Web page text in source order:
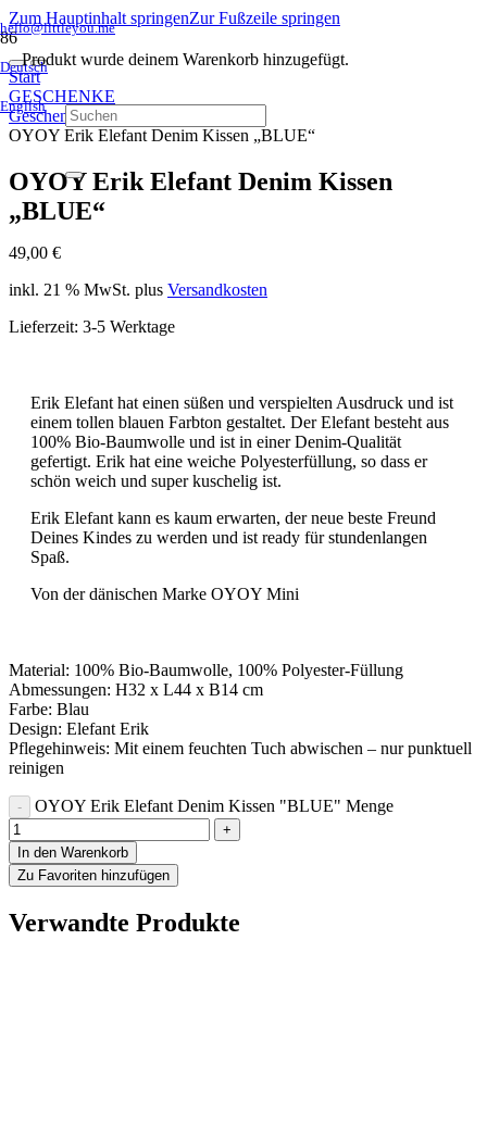
Zum Hauptinhalt springenZur Fußzeile springen
hello@littleyou.me
Deutsch
English
Produkt wurde deinem Warenkorb hinzugefügt.
Start
GESCHENKE
Geschenke für MAMA & PAPA
OYOY Erik Elefant Denim Kissen „BLUE“
OYOY Erik Elefant Denim Kissen
„BLUE“
49,00 €
inkl. 21 % MwSt. plus Versandkosten
Lieferzeit: 3-5 Werktage
Erik Elefant hat einen süßen und verspielten Ausdruck und ist
einem tollen blauen Farbton gestaltet. Der Elefant besteht aus
100% Bio-Baumwolle und ist in einer Denim-Qualität
gefertigt. Erik hat eine weiche Polyesterfüllung, so dass er
schön weich und super kuschelig ist.
Erik Elefant kann es kaum erwarten, der neue beste Freund
Deines Kindes zu werden und ist ready für stundenlangen
Spaß.
Von der dänischen Marke OYOY Mini
Material: 100% Bio-Baumwolle, 100% Polyester-Füllung
Abmessungen: H32 x L44 x B14 cm
Farbe: Blau
Design: Elefant Erik
Pflegehinweis: Mit einem feuchten Tuch abwischen – nur punktuell
reinigen
OYOY Erik Elefant Denim Kissen "BLUE" Menge
In den Warenkorb
Zu Favoriten hinzufügen
Verwandte Produkte